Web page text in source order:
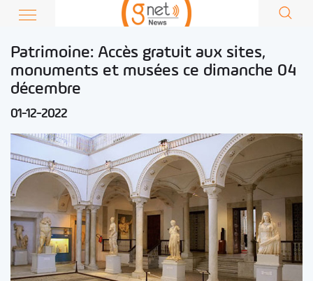
Patrimoine: Accès gratuit aux sites,
monuments et musées ce dimanche 04
décembre
01-12-2022